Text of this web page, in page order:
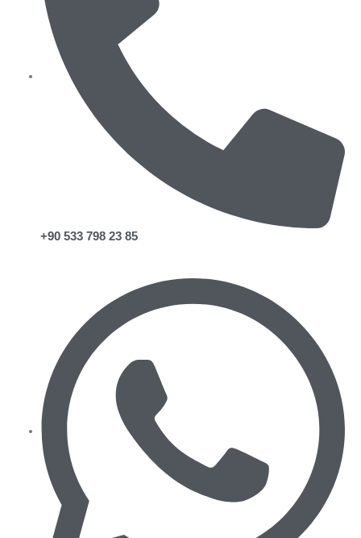
+90 533 798 23 85